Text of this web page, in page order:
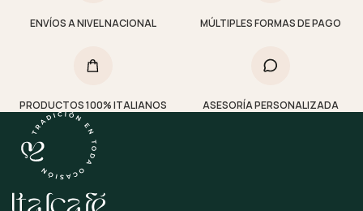
ENVÍOS A NIVEL NACIONAL MÚLTIPLES FORMAS DE PAGO
PRODUCTOS 100% ITALIANOS ASESORÍA PERSONALIZADA